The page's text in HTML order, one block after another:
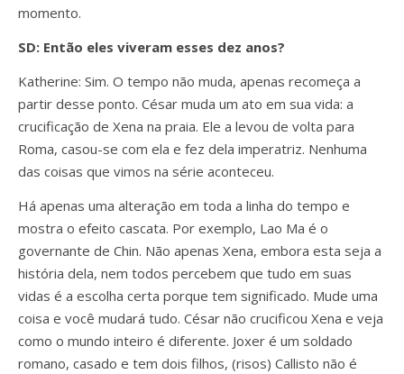
momento.
SD: Então eles viveram esses dez anos?
Katherine: Sim. O tempo não muda, apenas recomeça a
partir desse ponto. César muda um ato em sua vida: a
crucificação de Xena na praia. Ele a levou de volta para
Roma, casou-se com ela e fez dela imperatriz. Nenhuma
das coisas que vimos na série aconteceu.
Há apenas uma alteração em toda a linha do tempo e
mostra o efeito cascata. Por exemplo, Lao Ma é o
governante de Chin. Não apenas Xena, embora esta seja a
história dela, nem todos percebem que tudo em suas
vidas é a escolha certa porque tem significado. Mude uma
coisa e você mudará tudo. César não crucificou Xena e veja
como o mundo inteiro é diferente. Joxer é um soldado
romano, casado e tem dois filhos, (risos) Callisto não é